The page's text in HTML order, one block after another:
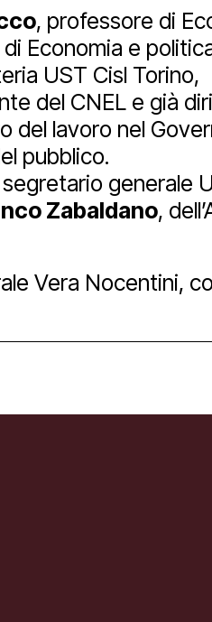
, professore di
Economia e
UST Cisl Torino,
del CNEL e già
del lavoro nel
pubblico.
generale
Zabaldano,
Vera Nocentini,